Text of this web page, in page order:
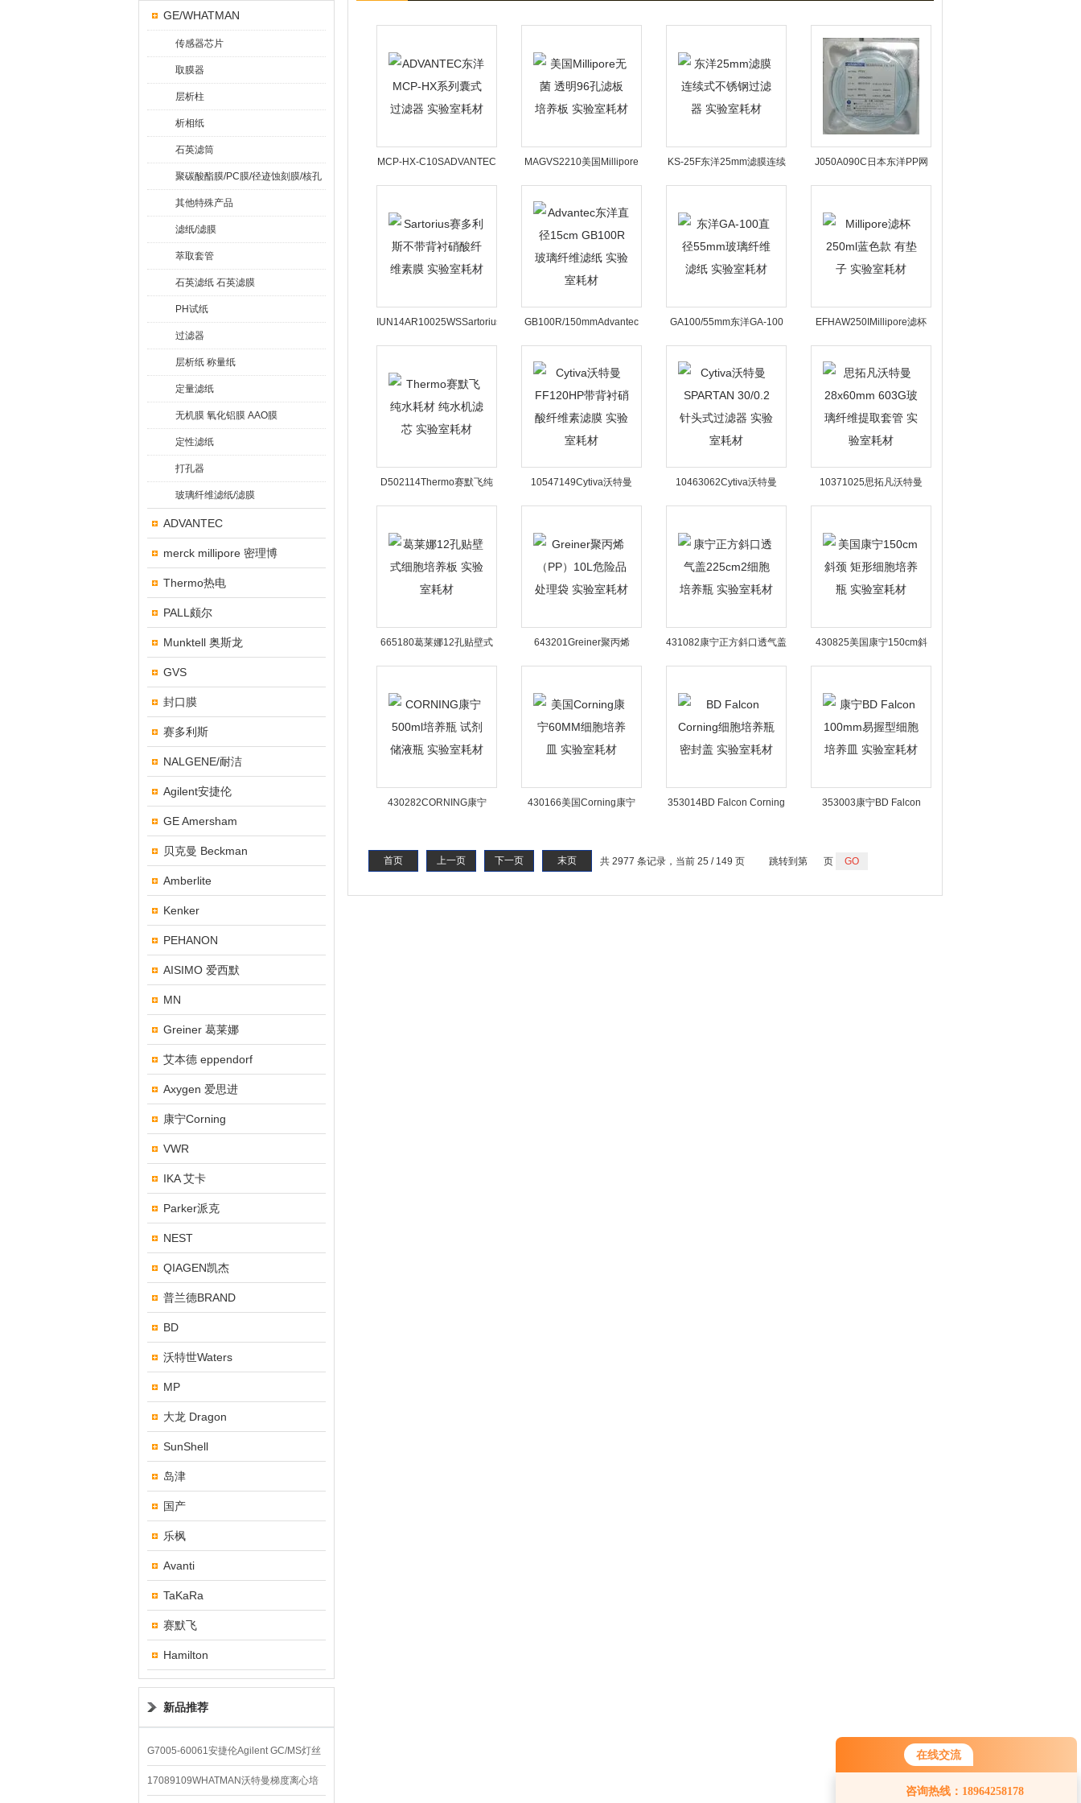
在线交流
咨询热线：18964258178
GE/WHATMAN
传感器芯片
取膜器
层析柱
析相纸
石英滤筒
聚碳酸酯膜/PC膜/径迹蚀刻膜/核孔
膜
其他特殊产品
滤纸/滤膜
萃取套管
石英滤纸 石英滤膜
PH试纸
过滤器
层析纸 称量纸
定量滤纸
无机膜 氧化铝膜 AAO膜
定性滤纸
打孔器
玻璃纤维滤纸/滤膜
ADVANTEC
merck millipore 密理博
Thermo热电
PALL颇尔
Munktell 奥斯龙
GVS
封口膜
赛多利斯
NALGENE/耐洁
Agilent安捷伦
GE Amersham
贝克曼 Beckman
Amberlite
Kenker
PEHANON
AISIMO 爱西默
MN
Greiner 葛莱娜
艾本德 eppendorf
Axygen 爱思进
康宁Corning
VWR
IKA 艾卡
Parker派克
NEST
QIAGEN凯杰
普兰德BRAND
BD
沃特世Waters
MP
大龙 Dragon
SunShell
岛津
国产
乐枫
Avanti
TaKaRa
赛默飞
Hamilton
新品推荐
G7005-60061安捷伦Agilent GC/MS灯丝
配件
17089109WHATMAN沃特曼梯度离心培
MCP-HX-C10SADVANTEC
东洋MCP-HX系列囊式过滤
MAGVS2210美国Millipore
无菌 透明96孔滤板 培养板
实验室耗材
KS-25F东洋25mm滤膜连续
式不锈钢过滤器 实验室耗材
J050A090C日本东洋PP网
支撑聚四氟乙烯PTFE膜 实
IUN14AR10025WSSartorius
赛多利斯不带背衬硝酸纤维
GB100R/150mmAdvantec
东洋直径15cm GB100R玻
璃纤维滤纸 实验室耗材
GA100/55mm东洋GA-100
直径55mm玻璃纤维滤纸 实
验室耗材
EFHAW250IMillipore滤杯
250ml蓝色款 有垫子 实验室
耗材
D502114Thermo赛默飞纯
水耗材 纯水机滤芯 实验室耗
10547149Cytiva沃特曼
FF120HP带背衬硝酸纤维素
10463062Cytiva沃特曼
SPARTAN 30/0.2针头式过
10371025思拓凡沃特曼
28x60mm 603G玻璃纤维提
665180葛莱娜12孔贴壁式
细胞培养板 实验室耗材
643201Greiner聚丙烯
（PP）10L危险品 处理袋
431082康宁正方斜口透气盖
225cm2细胞培养瓶 实验室
430825美国康宁150cm斜
颈 矩形细胞培养瓶 实验室耗
430282CORNING康宁
验室耗材
430166美国Corning康宁
材
353014BD Falcon Corning
353003康宁BD Falcon
共 2977 条记录，当前 25 / 149 页
首页 上一页 下一页 末页 跳转到第 页